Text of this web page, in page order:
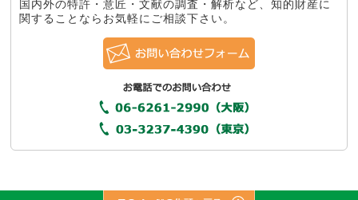
国内外の特許・意匠・文献の調査・解析など、知的財産に
関することならお気軽にご相談下さい。